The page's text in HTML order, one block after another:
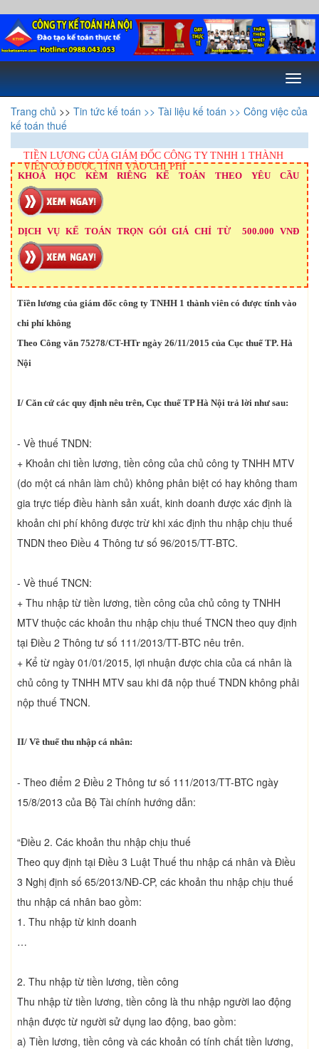
Toggle
Trang chủ >> Tin tức kế toán >> Tài liệu kế toán >> Công việc của
kế toán thuế
TIỀN LƯƠNG CỦA GIÁM ĐỐC CÔNG TY TNHH 1 THÀNH
VIÊN CÓ ĐƯỢC TÍNH VÀO CHI PHÍ
KHOÁ HỌC KÈM RIÊNG KẾ TOÁN THEO YÊU CẦU
DỊCH VỤ KẾ TOÁN TRỌN GÓI GIÁ CHỈ TỪ 500.000 VNĐ
Tiền lương của giám đốc công ty TNHH 1 thành viên có được tính vào
chi phí không
Theo Công văn 75278/CT-HTr ngày 26/11/2015 của Cục thuế TP. Hà
Nội
I/ Căn cứ các quy định nêu trên, Cục thuế TP Hà Nội trả lời như sau:
- Về thuế TNDN:
+ Khoản chi tiền lương, tiền công của chủ công ty TNHH MTV
(do một cá nhân làm chủ) không phân biệt có hay không tham
gia trực tiếp điều hành sản xuất, kinh doanh được xác định là
khoản chi phí không được trừ khi xác định thu nhập chịu thuế
TNDN theo Điều 4 Thông tư số 96/2015/TT-BTC.
- Về thuế TNCN:
+ Thu nhập từ tiền lương, tiền công của chủ công ty TNHH
MTV thuộc các khoản thu nhập chịu thuế TNCN theo quy định
tại Điều 2 Thông tư số 111/2013/TT-BTC nêu trên.
+ Kể từ ngày 01/01/2015, lợi nhuận được chia của cá nhân là
chủ công ty TNHH MTV sau khi đã nộp thuế TNDN không phải
nộp thuế TNCN.
II/ Về thuế thu nhập cá nhân:
- Theo điểm 2 Điều 2 Thông tư số 111/2013/TT-BTC ngày
15/8/2013 của Bộ Tài chính hướng dẫn:
“Điều 2. Các khoản thu nhập chịu thuế
Theo quy định tại Điều 3 Luật Thuế thu nhập cá nhân và Điều
3 Nghị định số 65/2013/NĐ-CP, các khoản thu nhập chịu thuế
thu nhập cá nhân bao gồm:
1. Thu nhập từ kinh doanh
…
2. Thu nhập từ tiền lương, tiền công
Thu nhập từ tiền lương, tiền công là thu nhập người lao động
nhận được từ người sử dụng lao động, bao gồm:
a) Tiền lương, tiền công và các khoản có tính chất tiền lương,